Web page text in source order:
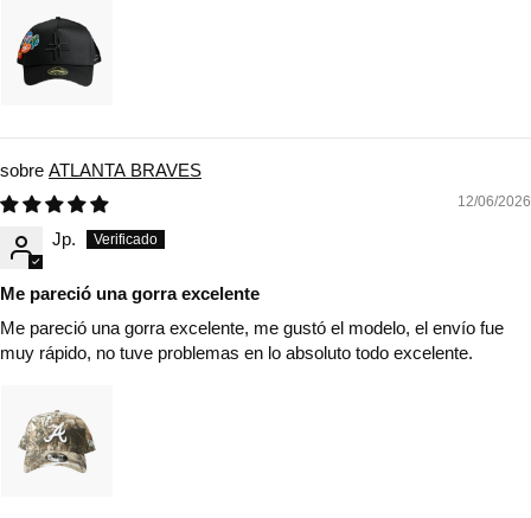
ATLANTA BRAVES
12/06/2026
Jp.
Me pareció una gorra excelente
Me pareció una gorra excelente, me gustó el modelo, el envío fue
muy rápido, no tuve problemas en lo absoluto todo excelente.